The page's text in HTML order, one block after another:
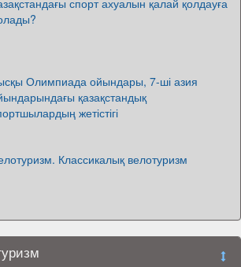
Олимпиада ойындары, 7-ші азия
қазақстандық
жетістігі
Классикалық велотуризм